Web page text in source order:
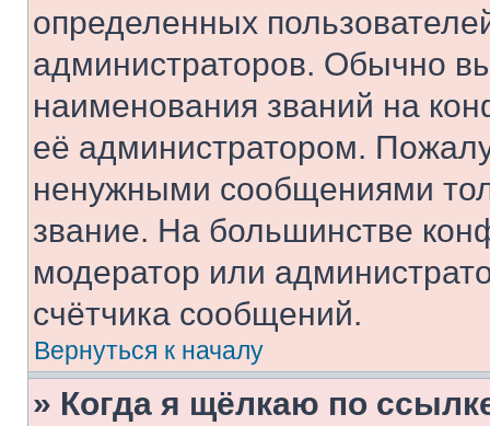
определенных
администраторов. Обычно
наименования званий на
её администратором.
ненужными сообщениями
звание. На большинстве
модератор или
счётчика сообщений.
Вернуться к началу
» Когда я щёлкаю по